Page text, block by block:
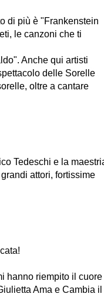
di più è "Frankenstein
le canzoni che ti
Anche qui artisti
delle Sorelle
oltre a cantare
Tedeschi e la
attori, fortissime
hanno riempito il cuore
Ama e Cambia il